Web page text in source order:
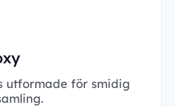
utformade för smidig